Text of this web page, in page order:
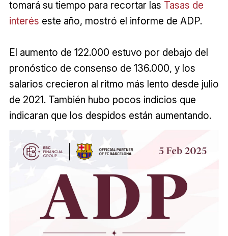
tomará su tiempo para recortar las Tasas de
interés este año, mostró el informe de ADP.
El aumento de 122.000 estuvo por debajo del
pronóstico de consenso de 136.000, y los
salarios crecieron al ritmo más lento desde julio
de 2021. También hubo pocos indicios que
indicaran que los despidos están aumentando.